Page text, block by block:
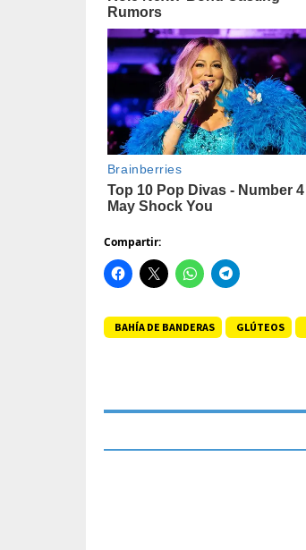
Compartir:
BAHÍA DE BANDERAS GLÚTEOS